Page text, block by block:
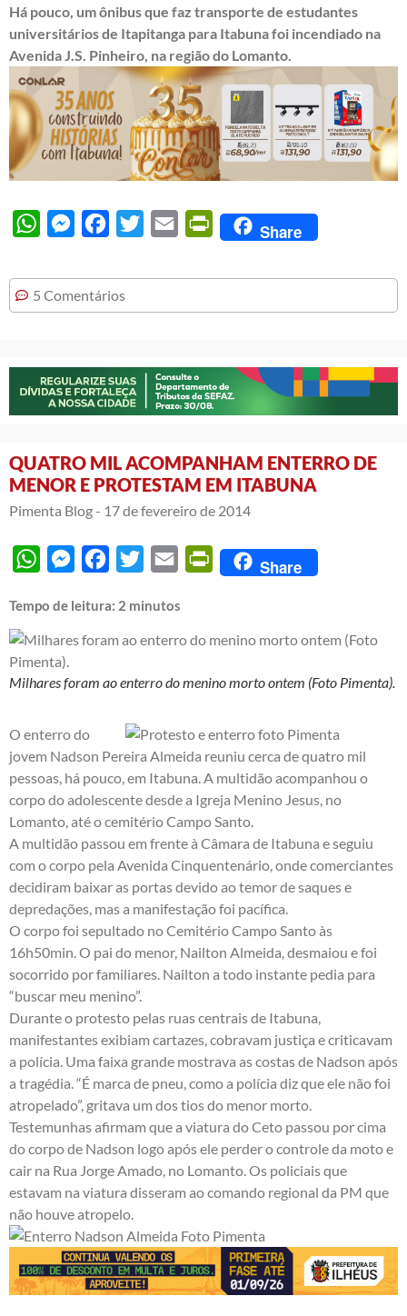
Há pouco, um ônibus que faz transporte de estudantes
universitários de Itapitanga para Itabuna foi incendiado na
Avenida J.S. Pinheiro, na região do Lomanto.
WhatsAppMessengerFacebook
Twitter Email PrintFriendly
Share
5 Comentários
QUATRO MIL ACOMPANHAM ENTERRO DE
MENOR E PROTESTAM EM ITABUNA
Pimenta Blog - 17 de fevereiro de 2014
WhatsAppMessengerFacebook
Twitter Email PrintFriendly
Share
Tempo de leitura: 2 minutos
Milhares foram ao enterro do menino morto ontem (Foto Pimenta).
O enterro do
jovem Nadson Pereira Almeida reuniu cerca de quatro mil
pessoas, há pouco, em Itabuna. A multidão acompanhou o
corpo do adolescente desde a Igreja Menino Jesus, no
Lomanto, até o cemitério Campo Santo.
A multidão passou em frente à Câmara de Itabuna e seguiu
com o corpo pela Avenida Cinquentenário, onde comerciantes
decidiram baixar as portas devido ao temor de saques e
depredações, mas a manifestação foi pacífica.
O corpo foi sepultado no Cemitério Campo Santo às
16h50min. O pai do menor, Nailton Almeida, desmaiou e foi
socorrido por familiares. Nailton a todo instante pedia para
“buscar meu menino”.
Durante o protesto pelas ruas centrais de Itabuna,
manifestantes exibiam cartazes, cobravam justiça e criticavam
a polícia. Uma faixa grande mostrava as costas de Nadson após
a tragédia. “É marca de pneu, como a polícia diz que ele não foi
atropelado”, gritava um dos tios do menor morto.
Testemunhas afirmam que a viatura do Ceto passou por cima
do corpo de Nadson logo após ele perder o controle da moto e
cair na Rua Jorge Amado, no Lomanto. Os policiais que
estavam na viatura disseram ao comando regional da PM que
não houve atropelo.